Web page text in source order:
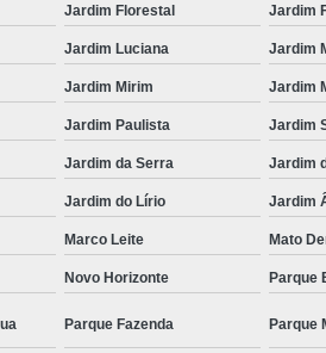
Jardim Florestal Jardim
Jardim Luciana Jardim
Jardim Mirim Jardim
Jardim Paulista Jardim
Jardim da Serra Jardim
Jardim do Lírio Jardim
Marco Leite Mato
Novo Horizonte Parque
Parque Fazenda Parque